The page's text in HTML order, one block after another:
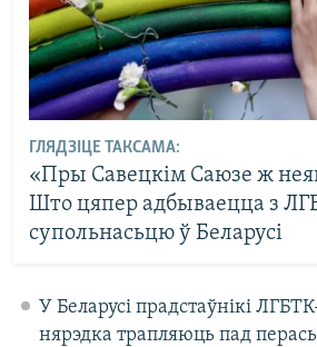
ГЛЯДЗІЦЕ ТАКСАМА:
«Пры Савецкім Саюзе ж
Што цяпер адбываецца з
супольнасьцю ў Беларусі
У Беларусі прадстаўнікі
нярэдка трапляюць пад